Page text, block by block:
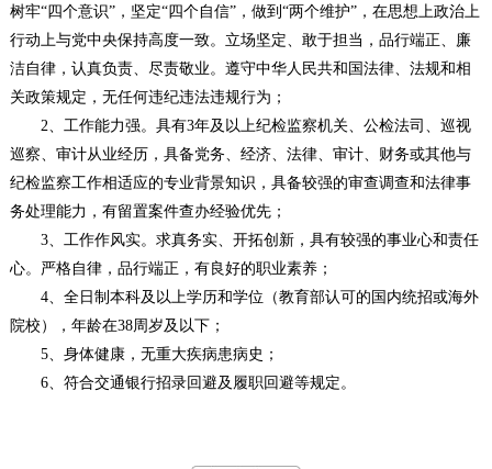
树牢“四个意识”，坚定“四个自信”，做到“两个维护”，在思想上政治上
行动上与党中央保持高度一致。立场坚定、敢于担当，品行端正、廉
洁自律，认真负责、尽责敬业。遵守中华人民共和国法律、法规和相
关政策规定，无任何违纪违法违规行为；
2、工作能力强。具有3年及以上纪检监察机关、公检法司、巡视
巡察、审计从业经历，具备党务、经济、法律、审计、财务或其他与
纪检监察工作相适应的专业背景知识，具备较强的审查调查和法律事
务处理能力，有留置案件查办经验优先；
3、工作作风实。求真务实、开拓创新，具有较强的事业心和责任
心。严格自律，品行端正，有良好的职业素养；
4、全日制本科及以上学历和学位（教育部认可的国内统招或海外
院校），年龄在38周岁及以下；
5、身体健康，无重大疾病患病史；
6、符合交通银行招录回避及履职回避等规定。